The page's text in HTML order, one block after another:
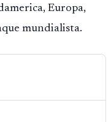
Europa,
mundialista.